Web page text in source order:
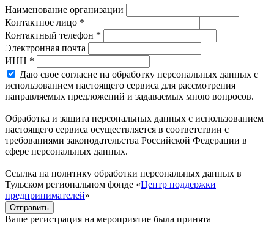
Наименование организации
Контактное лицо *
Контактный телефон *
Электронная почта
ИНН *
Даю свое согласие на обработку персональных данных с
использованием настоящего сервиса для рассмотрения
направляемых предложений и задаваемых мною вопросов.
Обработка и защита персональных данных с использованием
настоящего сервиса осуществляется в соответствии с
требованиями законодательства Российской Федерации в
сфере персональных данных.
Ссылка на политику обработки персональных данных в
Тульском региональном фонде «Центр поддержки
предпринимателей»
Отправить
Ваше регистрация на мероприятие была принята